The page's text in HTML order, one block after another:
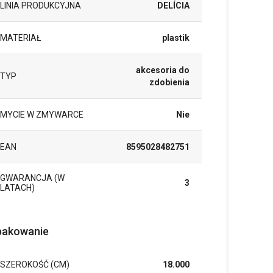
LINIA PRODUKCYJNA DELÍCIA
MATERIAŁ plastik
TYP
akcesoria do
zdobienia
MYCIE W ZMYWARCE Nie
EAN 8595028482751
GWARANCJA (W
LATACH)
3
SZEROKOŚĆ (CM) 18.000